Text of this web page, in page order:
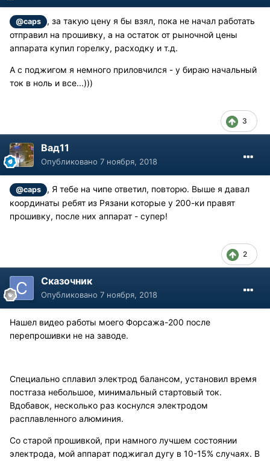
@caps
, за такую цену я бы взял, пока не начал работать
отправил на прошивку, а на остаток от рыночной цены
аппарата купил горелку, расходку и т.д.
А с поджигом я немного приловчился - у бираю начальный
ток в ноль и все...)))
3
Вад11
Опубликовано 7 ноября, 2018
@caps
, Я тебе на чипе ответил, повторю. Выше я давал
координаты ребят из Рязани которые у 200-ки правят
прошивку, после них аппарат - супер!
2
Сказочник
Опубликовано 7 ноября, 2018
Нашел видео работы моего Форсажа-200 после
перепрошивки не на заводе.
Специально сплавил электрод балансом, установил время
постгаза небольшое, минимальный стартовый ток.
Вдобавок, несколько раз коснулся электродом
расплавленного алюминия.
Со старой прошивкой, при намного лучшем состоянии
электрода, мой аппарат поджигал дугу в 10-15% случаях. В